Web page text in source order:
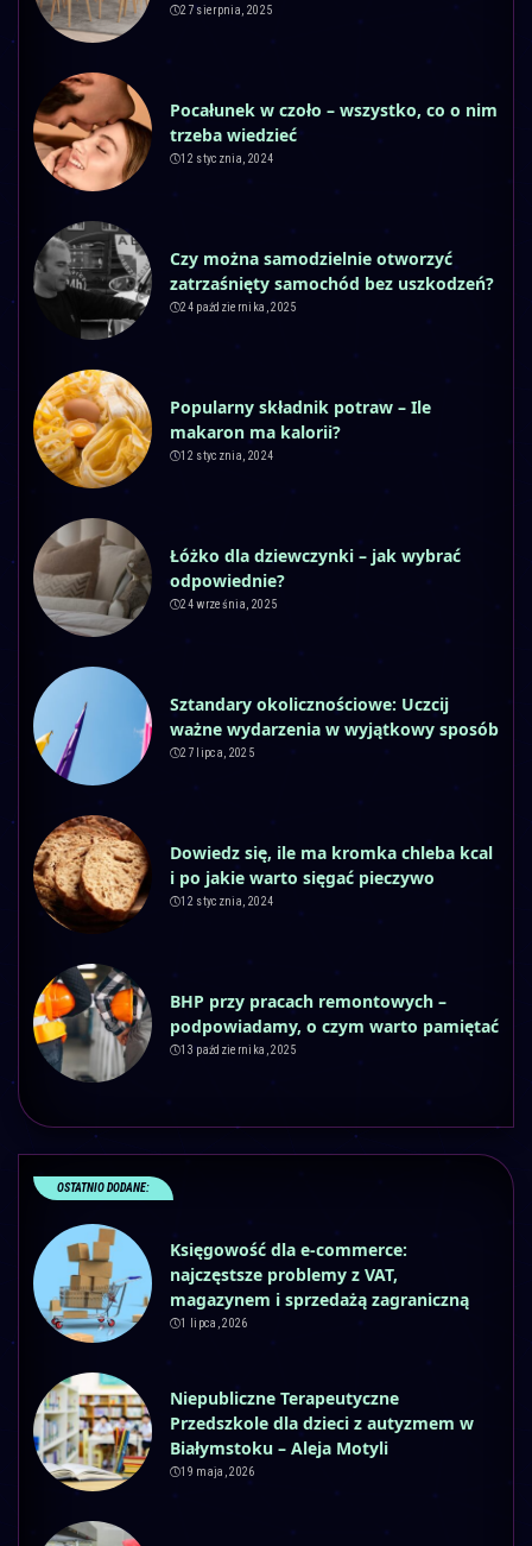
27 sierpnia, 2025
Pocałunek w czoło – wszystko, co o nim
trzeba wiedzieć
12 stycznia, 2024
Czy można samodzielnie otworzyć
zatrzaśnięty samochód bez uszkodzeń?
24 października, 2025
Popularny składnik potraw – Ile
makaron ma kalorii?
12 stycznia, 2024
Łóżko dla dziewczynki – jak wybrać
odpowiednie?
24 września, 2025
Sztandary okolicznościowe: Uczcij
ważne wydarzenia w wyjątkowy sposób
27 lipca, 2025
Dowiedz się, ile ma kromka chleba kcal
i po jakie warto sięgać pieczywo
12 stycznia, 2024
BHP przy pracach remontowych –
podpowiadamy, o czym warto pamiętać
13 października, 2025
OSTATNIO DODANE:
Księgowość dla e-commerce:
najczęstsze problemy z VAT,
magazynem i sprzedażą zagraniczną
1 lipca, 2026
Niepubliczne Terapeutyczne
Przedszkole dla dzieci z autyzmem w
Białymstoku – Aleja Motyli
19 maja, 2026